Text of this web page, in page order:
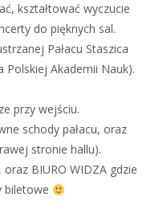
kształtować wyczucie
do pięknych sal.
Pałacu Staszica
Polskiej Akademii Nauk).
przy wejściu.
schody pałacu, oraz
stronie hallu).
BIURO WIDZA gdzie
biletowe